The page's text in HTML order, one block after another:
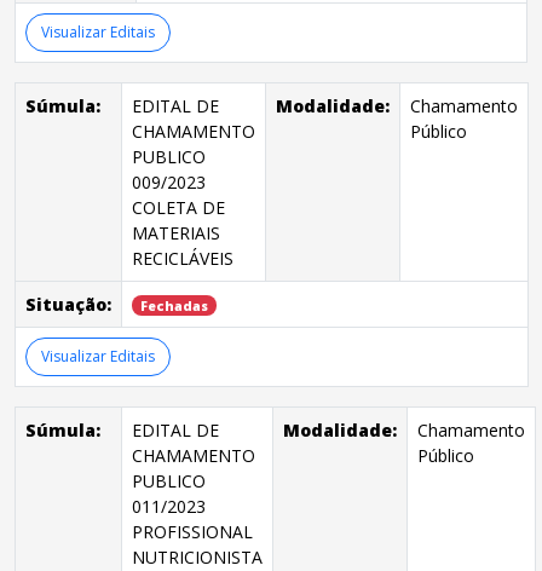
Visualizar Editais
Súmula:
EDITAL DE
CHAMAMENTO
PUBLICO
009/2023
COLETA DE
MATERIAIS
RECICLÁVEIS
Modalidade:
Chamamento
Público
Situação: Fechadas
Visualizar Editais
Súmula:
EDITAL DE
CHAMAMENTO
PUBLICO
011/2023
PROFISSIONAL
NUTRICIONISTA
Modalidade:
Chamamento
Público